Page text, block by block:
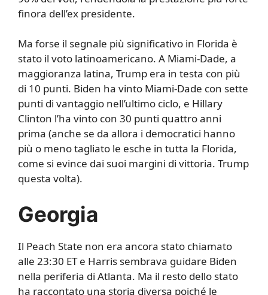
finora dell’ex presidente.
Ma forse il segnale più significativo in Florida è
stato il voto latinoamericano. A Miami-Dade, a
maggioranza latina, Trump era in testa con più
di 10 punti. Biden ha vinto Miami-Dade con sette
punti di vantaggio nell’ultimo ciclo, e Hillary
Clinton l’ha vinto con 30 punti quattro anni
prima (anche se da allora i democratici hanno
più o meno tagliato le esche in tutta la Florida,
come si evince dai suoi margini di vittoria. Trump
questa volta).
Georgia
Il Peach State non era ancora stato chiamato
alle 23:30 ET e Harris sembrava guidare Biden
nella periferia di Atlanta. Ma il resto dello stato
ha raccontato una storia diversa poiché le